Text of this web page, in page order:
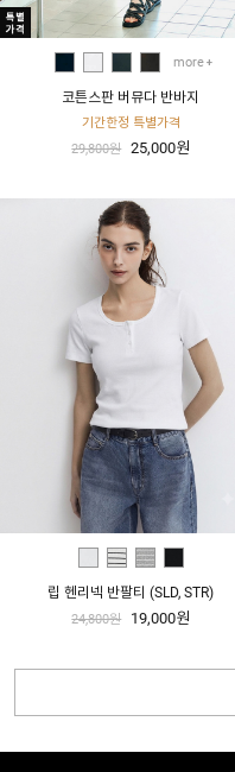
more
코튼스판 버뮤다 반바지
기간한정 특별가격
29,800원
25,000원
립 헨리넥 반팔티 (SLD, STR)
24,800원 19,000원